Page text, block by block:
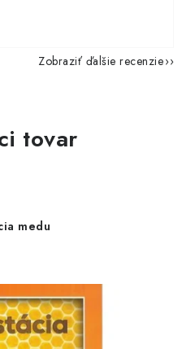
Zobraziť ďalšie recenzie
tovar
medu